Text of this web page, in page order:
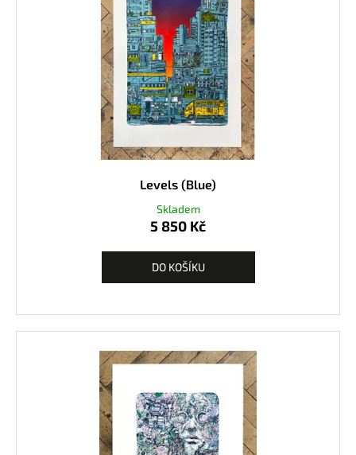
Levels (Blue)
Skladem
5 850 Kč
DO KOŠÍKU